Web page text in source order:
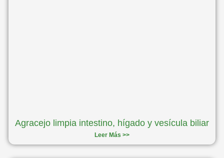
Agracejo limpia intestino, hígado y vesícula biliar
Leer Más >>